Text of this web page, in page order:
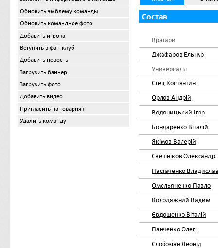
Обновить эмблему команды
Обновить командное фото
Добавить игрока
Вступить в фан-клуб
Добавить новость
Загрузить баннер
Загрузить фото
Добавить видео
Пригласить на товарняк
Удалить команду
Состав
Вратари
Джафаров Ельнур
Универсалы
Стец Костянтин
Орлов Андрій
Водяницький Ігор
Бондаренко Віталій
Якімов Валерій
Свешніков Олександр
Настаченко Владислав
Омельяненко Павло
Колодяжний Вадим
Євдошенко Віталій
Панченко Олег
Слобозіян Леонід